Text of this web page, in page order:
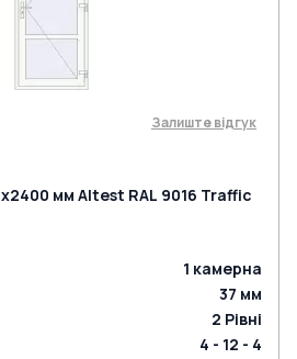
Залиште відгук
мм Altest RAL 9016 Traffic
1 камерна
37 мм
2 Рівні
4 - 12 - 4